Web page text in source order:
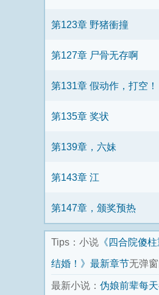
第123章 野猪衝撞
第127章 尸骨无存啊
第131章 假动作，打空！
第135章 奖状
第139章，六妹
第143章 江
第147章，颁奖预热
Tips：小说 《四合院傻
结婚！》最新章节无弹窗
最新小说： 伪娘前辈每